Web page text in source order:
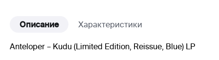
Описание Характеристики
Anteloper – Kudu (Limited Edition, Reissue, Blue) LP